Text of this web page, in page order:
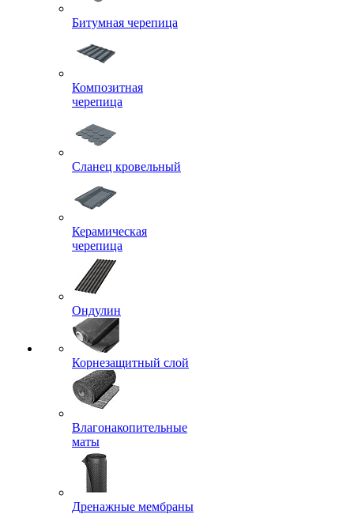
Битумная черепица
Композитная
черепица
Сланец кровельный
Керамическая
черепица
Ондулин
Корнезащитный слой
Влагонакопительные
маты
Дренажные мембраны